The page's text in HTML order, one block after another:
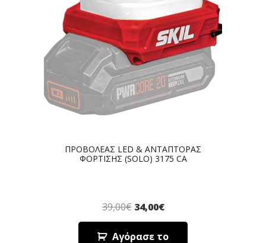
ΠΡΟΒΟΛΕΑΣ LED & ΑΝΤΑΠΤΟΡΑΣ
ΦΟΡΤΙΣΗΣ (SOLO) 3175 CA
39,00€ 34,00€
Αγόρασε το